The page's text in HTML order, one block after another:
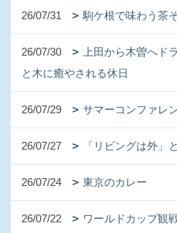
26/07/31 駒ケ根で味わう茶
26/07/30
上田から木曽へド
と木に癒やされる休日
26/07/29 サマーコンファレ
26/07/27 「リビングは外」
26/07/24 東京のカレー
26/07/22 ワールドカップ観